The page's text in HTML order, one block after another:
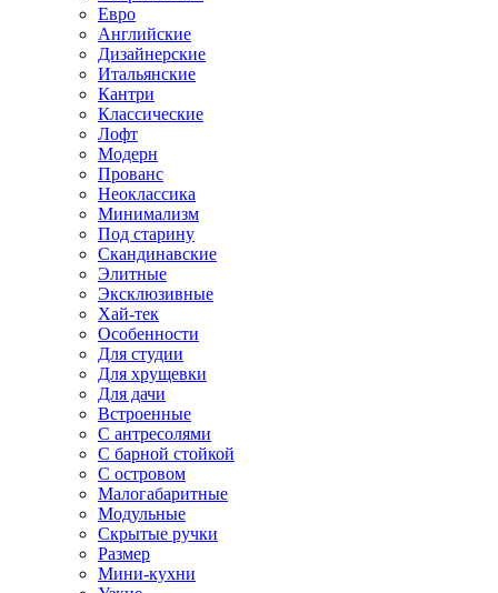
Евро
Английские
Дизайнерские
Итальянские
Кантри
Классические
Лофт
Модерн
Прованс
Неоклассика
Минимализм
Под старину
Скандинавские
Элитные
Эксклюзивные
Хай-тек
Особенности
Для студии
Для хрущевки
Для дачи
Встроенные
С антресолями
С барной стойкой
С островом
Малогабаритные
Модульные
Скрытые ручки
Размер
Мини-кухни